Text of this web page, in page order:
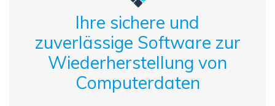
Ihre sichere und
zuverlässige Software zur
Wiederherstellung von
Computerdaten